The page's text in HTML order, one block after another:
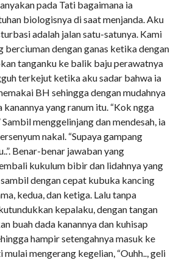
pada Tati bagaimana ia
biologisnya di saat menjanda. Aku
adalah jalan satu-satunya. Kami
berciuman dengan ganas ketika dengan
tanganku ke balik baju perawatnya
terkejut ketika aku sadar bahwa ia
BH sehingga dengan mudahnya
kanannya yang ranum itu. “Kok ngga
menggelinjang dan mendesah, ia
nakal. “Supaya gampang
Benar-benar jawaban yang
kukulum bibir dan lidahnya yang
dengan cepat kubuka kancing
kedua, dan ketiga. Lalu tanpa
kepalaku, dengan tangan
buah dada kanannya dan kuhisap
hampir setengahnya masuk ke
mengerang kegelian, “Ouhh.., geli